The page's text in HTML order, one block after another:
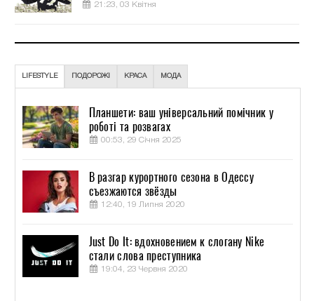
21:23, 03 Квітня
LIFESTYLE ПОДОРОЖІ КРАСА МОДА
Планшети: ваш універсальний помічник у
роботі та розвагах
00:53, 29 Січня 2025
В разгар курортного сезона в Одессу
съезжаются звёзды
12:40, 19 Липня 2020
Just Do It: вдохновением к слогану Nike
стали слова преступника
19:04, 23 Червня 2020